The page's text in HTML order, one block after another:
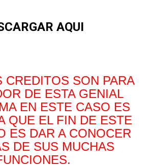
AQUI
CREDITOS SON PARA
DE ESTA GENIAL
EN ESTE CASO ES
QUE EL FIN DE ESTE
ES DAR A CONOCER
DE SUS MUCHAS